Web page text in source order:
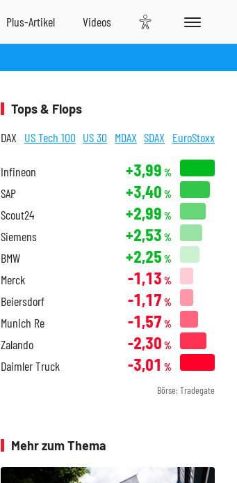
Tops & Flops
DAX US Tech 100 US 30 MDAX SDAX EuroStoxx
Infineon +3,99 %
SAP +3,40 %
Scout24 +2,99 %
Siemens +2,53 %
BMW +2,25 %
Merck -1,13 %
Beiersdorf -1,17 %
Munich Re -1,57 %
Zalando -2,30 %
Daimler Truck -3,01 %
Börse: Tradegate
Mehr zum Thema